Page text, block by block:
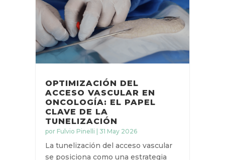
OPTIMIZACIÓN DEL
ACCESO VASCULAR EN
ONCOLOGÍA: EL PAPEL
CLAVE DE LA
TUNELIZACIÓN
Fulvio Pinelli| 31 May 2026
La tunelización del acceso vascular
se posiciona como una estrategia